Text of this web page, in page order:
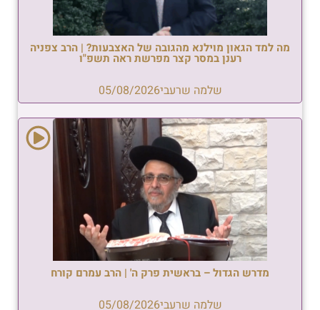
מה למד הגאון מוילנא מהגובה של האצבעות? | הרב צפניה
רענן במסר קצר מפרשת ראה תשפ"ו
שלמה שרעבי05/08/2026
מדרש הגדול – בראשית פרק ה' | הרב עמרם קורח
שלמה שרעבי05/08/2026